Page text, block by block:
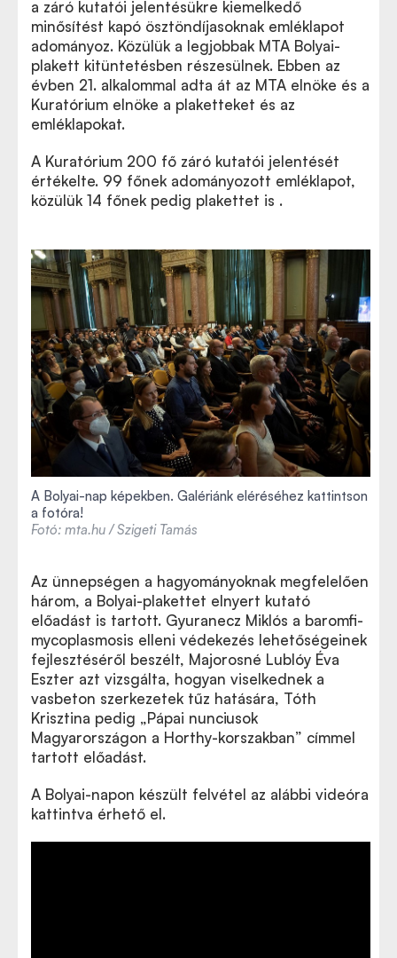
a záró kutatói jelentésükre kiemelkedő
minősítést kapó ösztöndíjasoknak emléklapot
adományoz. Közülük a legjobbak MTA Bolyai-
plakett kitüntetésben részesülnek. Ebben az
évben 21. alkalommal adta át az MTA elnöke és a
Kuratórium elnöke a plaketteket és az
emléklapokat.
A Kuratórium 200 fő záró kutatói jelentését
értékelte. 99 főnek adományozott emléklapot,
közülük 14 főnek pedig plakettet is .
A Bolyai-nap képekben. Galériánk eléréséhez kattintson
a fotóra!
Fotó: mta.hu / Szigeti Tamás
Az ünnepségen a hagyományoknak megfelelően
három, a Bolyai-plakettet elnyert kutató
előadást is tartott. Gyuranecz Miklós a baromfi-
mycoplasmosis elleni védekezés lehetőségeinek
fejlesztéséről beszélt, Majorosné Lublóy Éva
Eszter azt vizsgálta, hogyan viselkednek a
vasbeton szerkezetek tűz hatására, Tóth
Krisztina pedig „Pápai nunciusok
Magyarországon a Horthy-korszakban” címmel
tartott előadást.
A Bolyai-napon készült felvétel az alábbi videóra
kattintva érhető el.